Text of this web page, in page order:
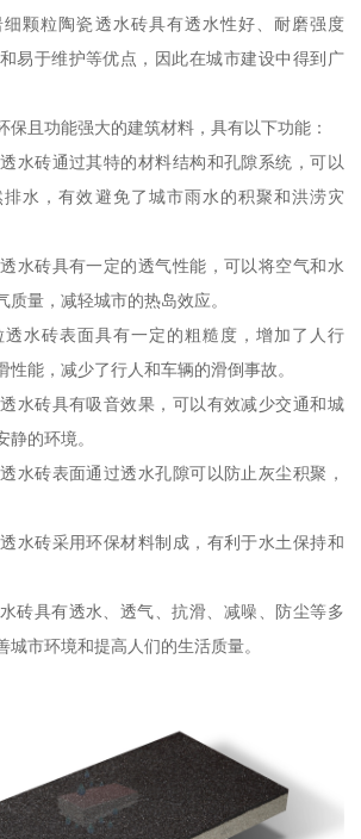
颗粒陶瓷透水砖具有透水性好、耐磨强度
易于维护等优点，因此在城市建设中得到广
保且功能强大的建筑材料，具有以下功能：
水砖通过其特的材料结构和孔隙系统，可以
水，有效避免了城市雨水的积聚和洪涝灾
水砖具有一定的透气性能，可以将空气和水
质量，减轻城市的热岛效应。
水砖表面具有一定的粗糙度，增加了人行
性能，减少了行人和车辆的滑倒事故。
水砖具有吸音效果，可以有效减少交通和城
静的环境。
水砖表面通过透水孔隙可以防止灰尘积聚，
水砖采用环保材料制成，有利于水土保持和
砖具有透水、透气、抗滑、减噪、防尘等多
城市环境和提高人们的生活质量。